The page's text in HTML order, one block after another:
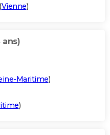
(Vienne)
ans)
Maritime)
)